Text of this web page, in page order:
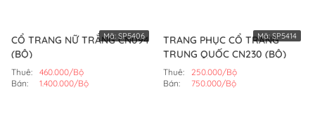
CỔ TRANG NỮ TRẮNG CN094
(BỘ)
Thuê:
460.000/Bộ
Bán:
1.400.000/Bộ
Mã: SP5406
TRANG PHỤC CỔ TRANG
TRUNG QUỐC CN230 (BỘ)
Thuê:
250.000/Bộ
Bán:
750.000/Bộ
Mã:SP5414